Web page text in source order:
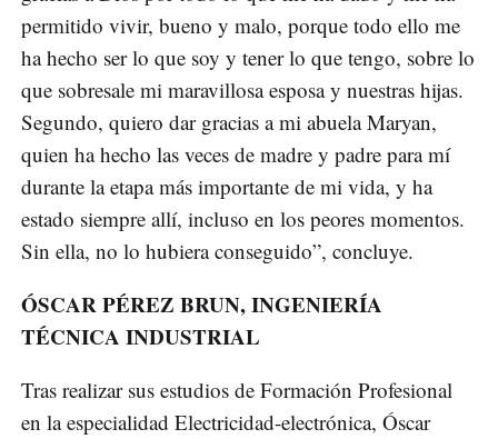
permitido vivir, bueno y malo, porque todo ello me
ha hecho ser lo que soy y tener lo que tengo, sobre lo
que sobresale mi maravillosa esposa y nuestras hijas.
Segundo, quiero dar gracias a mi abuela Maryan,
quien ha hecho las veces de madre y padre para mí
durante la etapa más importante de mi vida, y ha
estado siempre allí, incluso en los peores momentos.
Sin ella, no lo hubiera conseguido”, concluye.
ÓSCAR PÉREZ BRUN, INGENIERÍA
TÉCNICA INDUSTRIAL
Tras realizar sus estudios de Formación Profesional
en la especialidad Electricidad-electrónica, Óscar